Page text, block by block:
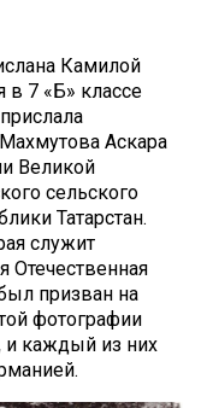
Камилой
в 7 «Б» классе
Аскара
Великой
сельского
Татарстан.
служит
Отечественная
призван на
фотографии
и каждый из них